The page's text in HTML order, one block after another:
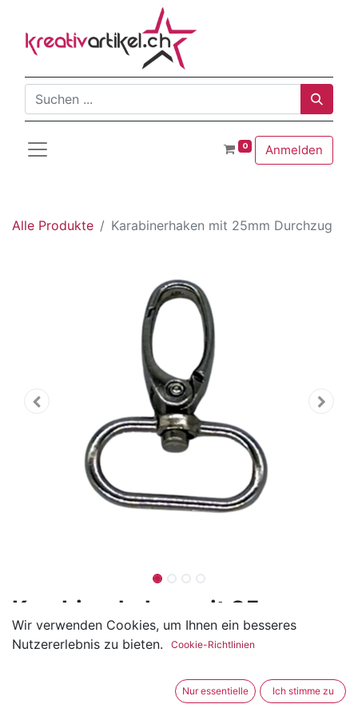
0 Anmelden
Alle Produkte Karabinerhaken mit 25mm Durchzug
Karabinerhaken mit 25mm
Durchzug
Dieser drehbare Karabiner ist aus Metall und für 25mm
Wir verwenden Cookies, um Ihnen ein besseres
Nutzererlebnis zu bieten.
Cookie-Richtlinien
Nur essentielle Ich stimme zu